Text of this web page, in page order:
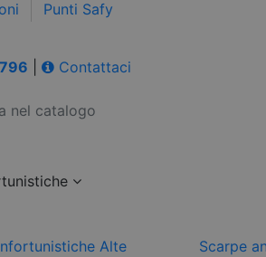
Punti Safy
Contattaci
Alte
Scarpe